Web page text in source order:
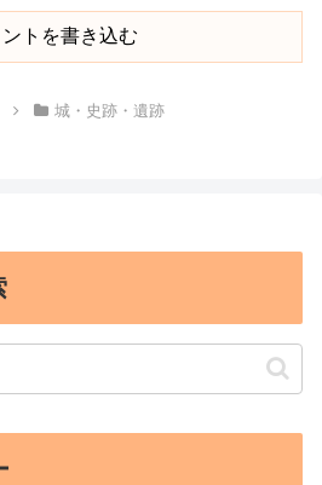
ントを書き込む
城・史跡・遺跡